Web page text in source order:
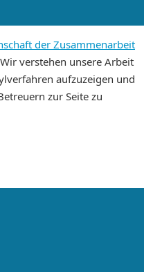
der Zusammenarbeit
verstehen unsere Arbeit
aufzuzeigen und
zur Seite zu